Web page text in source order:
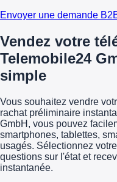
Envoyer une demande
Vendez votre
Telemobile24
simple
Vous souhaitez vendre
rachat préliminaire
GmbH, vous pouvez
smartphones, tablettes,
usagés. Sélectionnez
questions sur l'état et
instantanée.